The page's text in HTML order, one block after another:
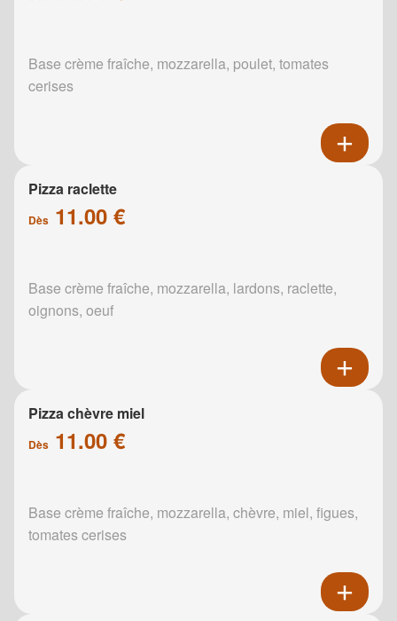
Base crème fraîche, mozzarella, poulet, tomates
cerises
Pizza raclette
Dès 11.00 €
Base crème fraîche, mozzarella, lardons, raclette,
oignons, oeuf
Pizza chèvre miel
Dès 11.00 €
Base crème fraîche, mozzarella, chèvre, miel, figues,
tomates cerises